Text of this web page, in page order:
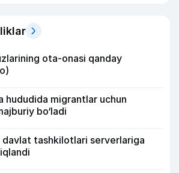
ota-onasi qanday
hududida migrantlar uchun
bo‘ladi
davlat tashkilotlari serverlariga